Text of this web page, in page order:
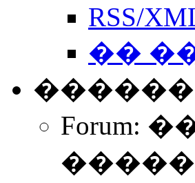
RSS/
��
Forum: